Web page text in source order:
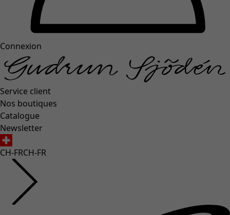
Connexion
Service client
Nos boutiques
Catalogue
Newsletter
CH-FRCH-FR